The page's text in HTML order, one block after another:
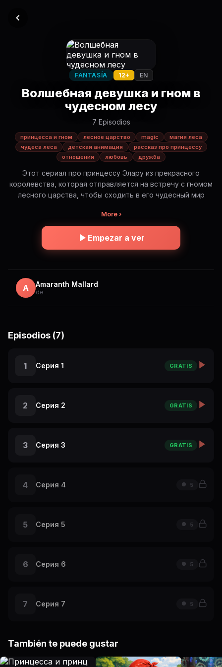
FANTASÍA 12+ EN
Волшебная девушка и гном в
чудесном лесу
7 Episodios
принцесса и гном лесное царство magic
магия леса
чудеса леса
детская анимация
рассказ про принцессу
отношения
любовь дружба
Этот сериал про принцессу Элару из прекрасного
королевства, которая отправляется на встречу с гномом
лесного царства, чтобы сходить в его чудесный мир
More ›
Empezar a ver
A Amaranth Mallard
de
Episodios (7)
1 Серия 1 GRATIS
2 Серия 2 GRATIS
3 Серия 3 GRATIS
4 Серия 4 5
5 Серия 5 5
6 Серия 6 5
7 Серия 7 5
También te puede gustar